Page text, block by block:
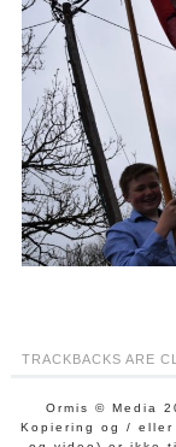
TRACKBACKS ARE
Ormis © Media
Kopiering og /